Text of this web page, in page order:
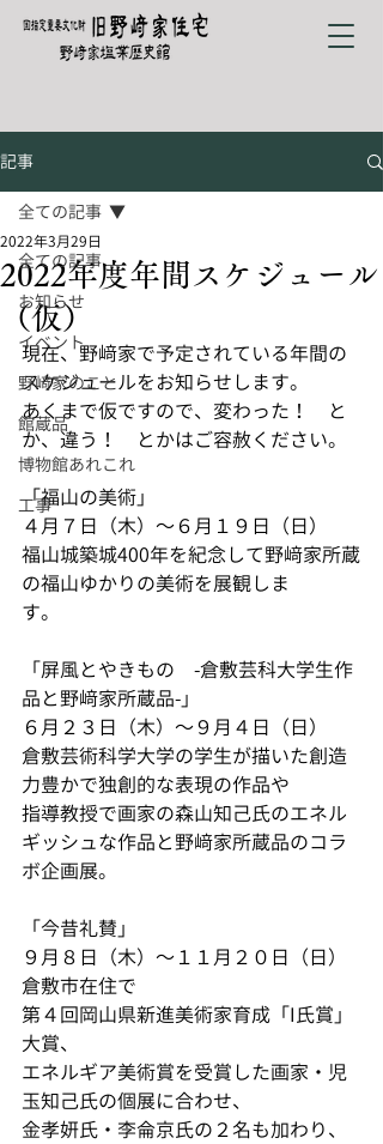
記事
全ての記事
お知らせ
イベント
野﨑家のこと
館蔵品
博物館あれこれ
工事
全ての記事
2022年度年間スケジュール
（仮）
2022年3月29日
現在、野﨑家で予定されている年間の
スケジュールをお知らせします。
あくまで仮ですので、変わった！　と
か、違う！　とかはご容赦ください。
「福山の美術」
４月７日（木）～６月１９日（日）
福山城築城400年を紀念して野﨑家所蔵
の福山ゆかりの美術を展観しま
す。
「屏風とやきもの　-倉敷芸科大学生作
品と野﨑家所蔵品-」
６月２３日（木）～９月４日（日）
倉敷芸術科学大学の学生が描いた創造
力豊かで独創的な表現の作品や
指導教授で画家の森山知己氏のエネル
ギッシュな作品と野﨑家所蔵品のコラ
ボ企画展。
「今昔礼賛」
９月８日（木）～１１月２０日（日）
倉敷市在住で
第４回岡山県新進美術家育成「I氏賞」
大賞、
エネルギア美術賞を受賞した画家・児
玉知己氏の個展に合わせ、
金孝妍氏・李侖京氏の２名も加わり、